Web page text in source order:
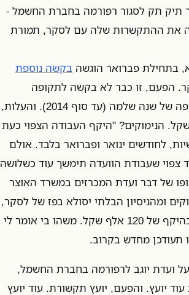
תק לסגור רפורמה בחברת החשמל -
את ההתקשרות שלה עם לסקר, תמורת
בתחילת פברואר הוגשה בקשה נוספת
הפעם, זו כבר לא בקשה לתקופה
קצרצרה, אלא לתקופה של שנה שלמה (עד סוף 2014). והעלות,
200 אלף שקל. הנימוקים? "היקף העבודה הצפוי כעת
חודשיות, לחודשים ינואר ופברואר בלבד. אולם
צפוי שעבודת הוועדה תימשך עוד כשלושה
של דבר ועדת המכרזים במשרד האוצר
ומהניסיון הבלתי יסולא בפז של לסקר,
ואישרה התקשרות בהיקף של 120 אלף שקל. משהו בי אומר לי
מחדש בקרוב.
על ועדת יוגב לרפורמה בחברת החשמל,
יועץ. והפעם, יועץ תקשורת. עוד יועץ